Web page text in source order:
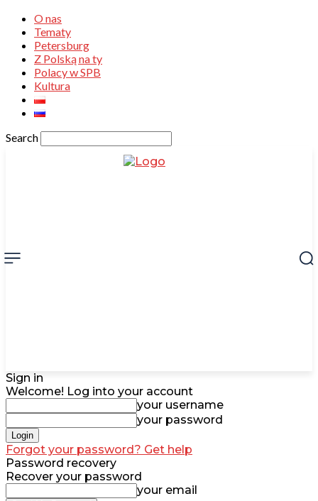
O nas
Tematy
Petersburg
Z Polską na ty
Polacy w SPB
Kultura
Search
Sign in
Welcome! Log into your account
your username
your password
Forgot your password? Get help
Password recovery
Recover your password
your email